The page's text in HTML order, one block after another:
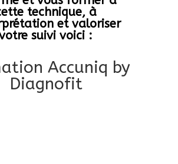
technique, à
et valoriser
suivi voici :
Accuniq by
Diagnofit